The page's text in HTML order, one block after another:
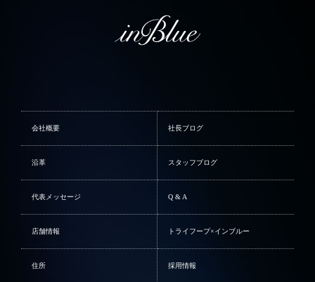
会社概要 社長ブログ
沿革 スタッフブログ
代表メッセージ Q & A
店舗情報 トライフープ×インブルー
住所 採用情報